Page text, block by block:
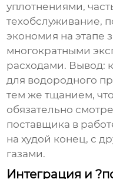
уплотнениями,
техобслуживание,
экономия на этапе
многократными
расходами. Вывод:
для водородного
тем же тщанием,
обязательно
поставщика в
на худой конец, с
газами.
Интеграция и